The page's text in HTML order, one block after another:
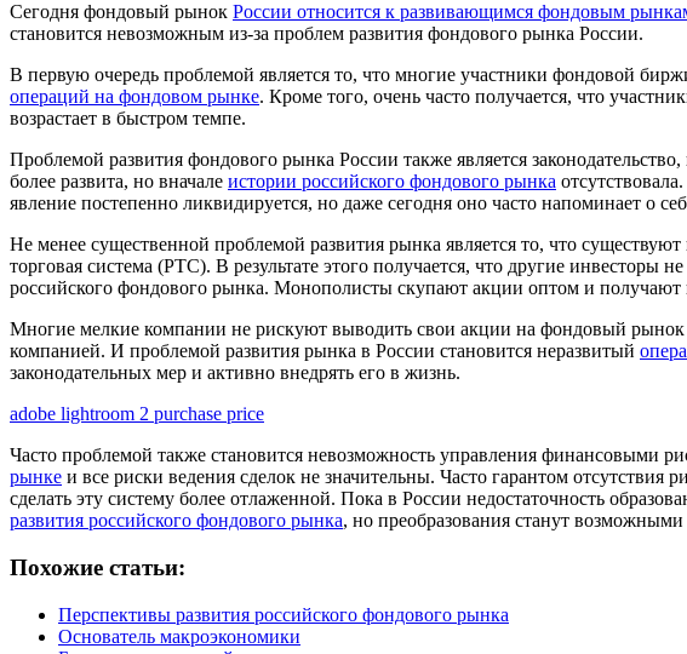
Сегодня фондовый рынок России относится к развивающимся фондовым
становится невозможным из-за проблем развития фондового рынка России.
В первую очередь проблемой является то, что многие участники фондовой
операций на фондовом рынке. Кроме того, очень часто получается, что
возрастает в быстром темпе.
Проблемой развития фондового рынка России также является
более развита, но вначале истории российского фондового рынка
явление постепенно ликвидируется, но даже сегодня оно часто напоминает о
Не менее существенной проблемой развития рынка является то, что
торговая система (РТС). В результате этого получается, что другие
российского фондового рынка. Монополисты скупают акции оптом и получают
Многие мелкие компании не рискуют выводить свои акции на фондовый рынок
компанией. И проблемой развития рынка в России становится неразвитый
законодательных мер и активно внедрять его в жизнь.
adobe lightroom 2 purchase price
Часто проблемой также становится невозможность управления финансовыми
рынке и все риски ведения сделок не значительны. Часто гарантом отсутствия
сделать эту систему более отлаженной. Пока в России недостаточность
развития российского фондового рынка, но преобразования станут
Похожие статьи:
Перспективы развития российского фондового рынка
Основатель макроэкономики